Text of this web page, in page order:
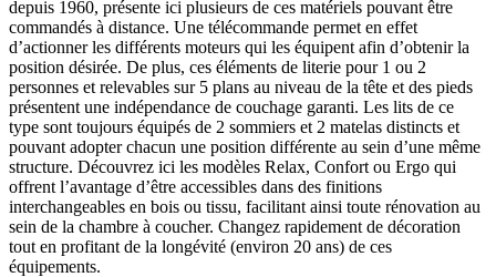
depuis 1960, présente ici plusieurs de ces matériels pouvant être
commandés à distance. Une télécommande permet en effet
d’actionner les différents moteurs qui les équipent afin d’obtenir la
position désirée. De plus, ces éléments de literie pour 1 ou 2
personnes et relevables sur 5 plans au niveau de la tête et des pieds
présentent une indépendance de couchage garanti. Les lits de ce
type sont toujours équipés de 2 sommiers et 2 matelas distincts et
pouvant adopter chacun une position différente au sein d’une même
structure. Découvrez ici les modèles Relax, Confort ou Ergo qui
offrent l’avantage d’être accessibles dans des finitions
interchangeables en bois ou tissu, facilitant ainsi toute rénovation au
sein de la chambre à coucher. Changez rapidement de décoration
tout en profitant de la longévité (environ 20 ans) de ces
équipements.